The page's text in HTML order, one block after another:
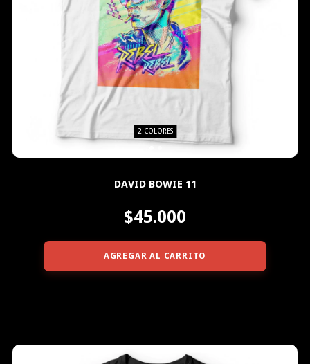
2 COLORES
DAVID BOWIE 11
$45.000
AGREGAR AL CARRITO